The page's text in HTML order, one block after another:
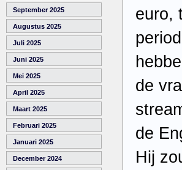
September 2025
Augustus 2025
Juli 2025
Juni 2025
Mei 2025
April 2025
Maart 2025
Februari 2025
Januari 2025
December 2024
euro,
de
de
Hij